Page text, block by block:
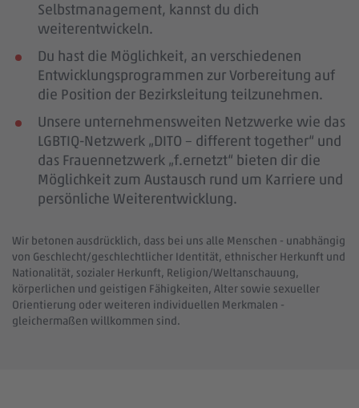
Selbstmanagement, kannst du dich
weiterentwickeln.
Du hast die Möglichkeit, an verschiedenen
Entwicklungsprogrammen zur Vorbereitung auf
die Position der Bezirksleitung teilzunehmen.
Unsere unternehmensweiten Netzwerke wie das
LGBTIQ-Netzwerk „DITO – different together“ und
das Frauennetzwerk „f.ernetzt“ bieten dir die
Möglichkeit zum Austausch rund um Karriere und
persönliche Weiterentwicklung.
Wir betonen ausdrücklich, dass bei uns alle Menschen - unabhängig
von Geschlecht/geschlechtlicher Identität, ethnischer Herkunft und
Nationalität, sozialer Herkunft, Religion/Weltanschauung,
körperlichen und geistigen Fähigkeiten, Alter sowie sexueller
Orientierung oder weiteren individuellen Merkmalen -
gleichermaßen willkommen sind.